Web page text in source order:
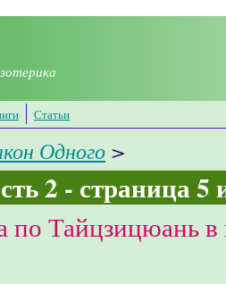
Статьи
Одного >
2 - страница 5
по Тайцзицюань